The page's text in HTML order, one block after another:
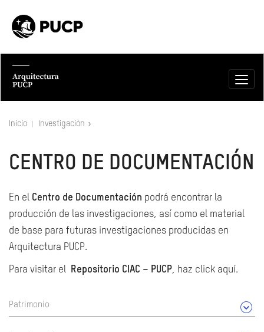
Inicio Investigación
CENTRO DE DOCUMENTACIÓN
En el Centro de Documentación podrá encontrar la
producción de las investigaciones, así como el material
de base para futuras investigaciones producidas en
Arquitectura PUCP.
Para visitar el Repositorio CIAC – PUCP, haz click aquí.
Patrimonio